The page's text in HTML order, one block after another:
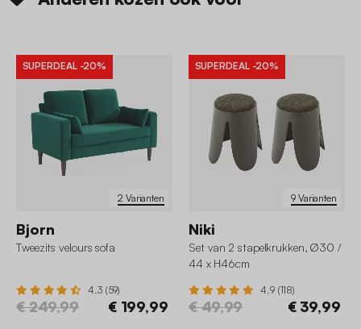
2 Varianten
SUPERDEAL -20%
Bjorn
Tweezits velours sofa
4.3 (59)
€ 249,99 € 199,99
9 Varianten
SUPERDEAL -20%
Niki
Set van 2 stapelkrukken, Ø30 /
44 x H46cm
4.9 (118)
€ 49,99 € 39,99